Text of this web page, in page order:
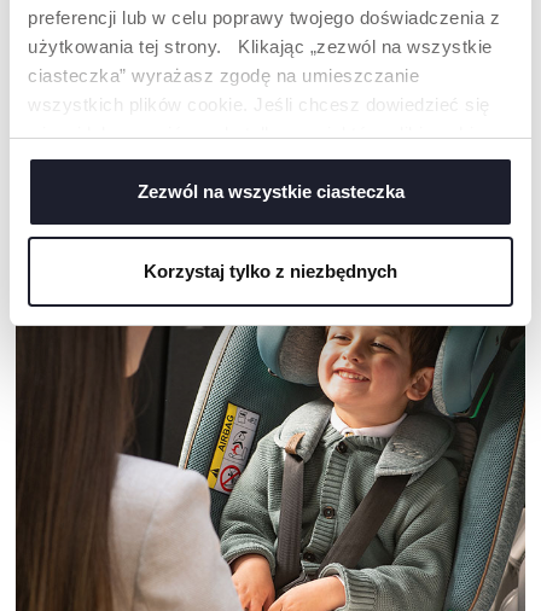
preferencji lub w celu poprawy twojego doświadczenia z
użytkowania tej strony. Klikając „zezwól na wszystkie
ciasteczka” wyrażasz zgodę na umieszczanie
wszystkich plików cookie. Jeśli chcesz dowiedzieć się
więcej lub wyrazić zgodę tylko na niektóre pliki cookie,
kliknij „Ustawienia”. Zamykając ten baner, wyrażasz
zgodę na używanie wyłącznie technicznych plików
cookie, które są niezbędne dla żądanej usługi.
Zezwól na wszystkie ciasteczka
Korzystaj tylko z niezbędnych
KREM DO PIELUSZKI 4W1
100ML
KREM NA ODPARZENIA
DLA NIEMOWLĄT BEZ
ZAPACHOWY 100 ML
NASZA RADA